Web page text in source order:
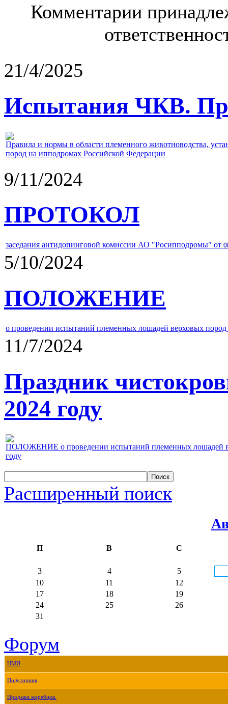
Комментарии
21/4/2025
Испытания ЧКВ.
Правила и нормы в области племенного животноводства,
пород на ипподромах Российской Федерации
9/11/2024
ПРОТОКОЛ
заседания антидопинговой комиссии АО "Росипподромы" от
5/10/2024
ПОЛОЖЕНИЕ
о проведении испытаний племенных лошадей верховых
11/7/2024
Праздник
2024 году
ПОЛОЖЕНИЕ о проведении испытаний племенных лошадей
году
Расширенный поиск
П В С
3 4
5
10
11
12
17
18
19
24
25
26
31
Форум
ЦМИ
Полуторник
Продажа жеребцов.